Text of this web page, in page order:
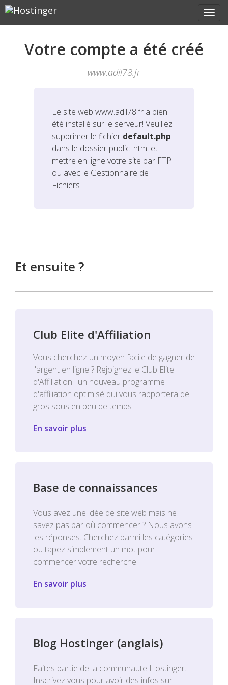
Votre compte a été créé
www.adil78.fr
Le site webwww.adil78.fr a bien
été installé sur le serveur! Veuillez
supprimer le fichier default.php
dans le dossier public_html et
mettre en ligne votre site par FTP
ou avec le Gestionnaire de
Fichiers
Et ensuite ?
Club Elite d'Affiliation
Vous cherchez un moyen facile de gagner de
l'argent en ligne ? Rejoignez le Club Elite
d'Affiliation : un nouveau programme
d'affiliation optimisé qui vous rapportera de
gros sous en peu de temps
En savoir plus
Base de connaissances
Vous avez une idée de site web mais ne
savez pas par où commencer ? Nous avons
les réponses. Cherchez parmi les catégories
ou tapez simplement un mot pour
commencer votre recherche.
En savoir plus
Blog Hostinger (anglais)
Faites partie de la communaute Hostinger.
Inscrivez vous pour avoir des infos sur